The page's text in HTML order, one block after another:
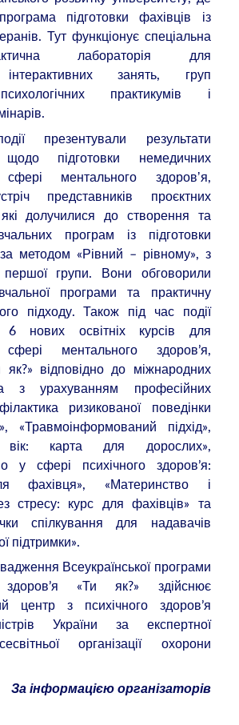
підготовки фахівців із
Тут функціонує спеціальна
лабораторія для
занять, груп
практикумів і
презентували результати
щодо підготовки немедичних
ментального здоровʼя,
представників проєктних
долучилися до створення та
програм із підготовки
за методом «Рівний – рівному», з
першої групи. Вони обговорили
програми та практичну
підходу. Також під час події
6 нових освітніх курсів для
ментального здоров’я,
як?» відповідно до міжнародних
з урахуванням професійних
ризикованої поведінки
«Травмоінформований підхід»,
вік: карта для дорослих»,
у сфері психічного здоров’я:
фахівця», «Материнство і
стресу: курс для фахівців» та
спілкування для надавачів
підтримки».
Всеукраїнської програми
здоров’я «Ти як?» здійснює
центр з психічного здоров’я
України за експертної
організації охорони
За інформацією організаторів